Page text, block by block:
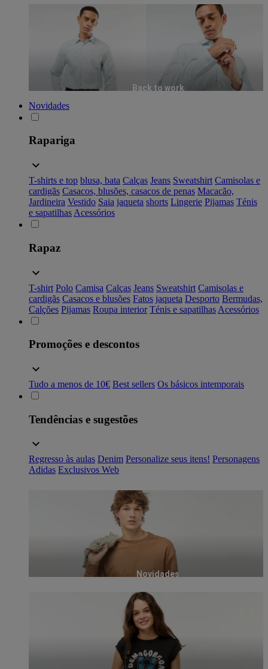
Back to work
Novidades
Rapariga
T-shirts e top blusa, bata Calças Jeans Sweatshirt Camisolas e
cardigãs Casacos, blusões, casacos de penas Macacão,
Jardineira Vestido Saia jaqueta shorts Lingerie Pijamas Ténis
e sapatilhas Acessórios
Rapaz
T-shirt Polo Camisa Calças Jeans Sweatshirt Camisolas e
cardigãs Casacos e blusões Fatos jaqueta Desporto Bermudas,
Calções Pijamas Roupa interior Ténis e sapatilhas Acessórios
Promoções e descontos
Tudo a menos de 10€ Best sellers Os básicos intemporais
Tendências e sugestões
Regresso às aulas Denim Personalize seus itens! Personagens
Adidas Exclusivos Web
Novidades